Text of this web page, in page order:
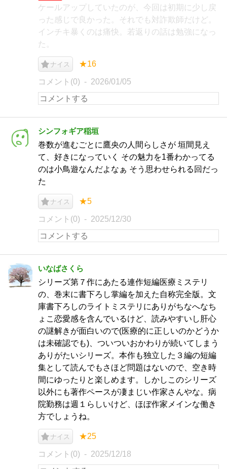
ケールアップしていたのが、今回は初期に少し戻
った感じで良かった。それでも対詐欺師だけど。
インチキ暴くのは痛快。若返りの話は勉強になっ
た。
ナイス ★16
コメント(0) 2026/01/05
シンフォギア稲垣
巻数が進むごとに鷹央の人間らしさが 垣間見え
て、好きになっていく その魅力を1番わかってる
のは小鳥遊なんだよなぁ そう思わせられる回だっ
た
ナイス ★5
コメント(0) 2025/12/30
いなばさくら
シリーズ第７作にあたる連作短編医療ミステリ
の、巻末に書下ろし掌編を加えた自称完全版。文
庫書下ろしのライトミステリにありがちなへなち
ょこ恋愛感を含んでいるけど、読みやすいし肝心
の謎解きが面白いので(医療的に正しいのかどうか
は未確認でも)、ついついおかわりが続いてしまう
ありがたいシリーズ。本作も独立した３編の短編
集として読んでもさほど問題はないので、空き時
間にゆったりと楽しめます。しかしこのシリーズ
以外にも著作ペースが凄まじい作家さんやな。病
院勤務は週１らしいけど、ほぼ作家メインな働き
方でしょうね。
ナイス ★25
コメント(0) 2025/12/18